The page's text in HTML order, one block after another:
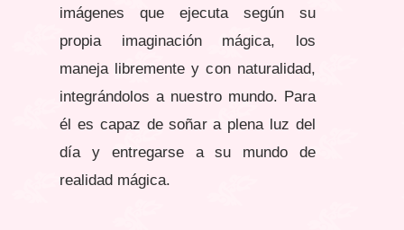
imágenes que ejecuta según su
propia imaginación mágica, los
maneja libremente y con naturalidad,
integrándolos a nuestro mundo. Para
él es capaz de soñar a plena luz del
día y entregarse a su mundo de
realidad mágica.